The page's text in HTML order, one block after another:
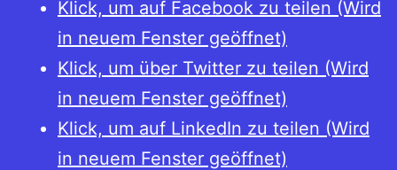
Klick, um auf Facebook zu teilen (Wird
in neuem Fenster geöffnet)
Klick, um über Twitter zu teilen (Wird
in neuem Fenster geöffnet)
Klick, um auf LinkedIn zu teilen (Wird
in neuem Fenster geöffnet)